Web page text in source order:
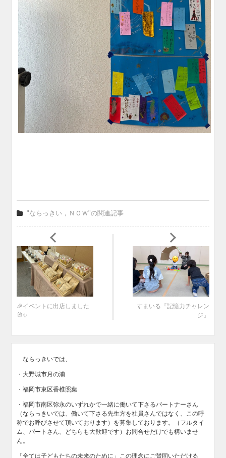
"ならっきい，ＮＯＷ"の関連記事
🎉イベントに出店しました
🐰✨
すまいる『記憶力チャレン
ジ』
ならっきいでは、
・大野城市月の浦
・福岡市東区香椎照葉
・福岡市南区弥永のいずれかで一緒に働いて下さるパートナーさん
（ならっきいでは、働いて下さる先生方を社員さんではなく、この呼
称でお呼びさせて頂いております）を募集しております。（フルタイ
ム、パートさん、どちらも大歓迎です）お問合せだけでも構いませ
ん。
「全ては子どもたちの未来のために」この理念にご賛同いただける